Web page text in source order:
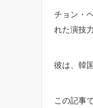
チョン・
れた演技
彼は、韓
この記事